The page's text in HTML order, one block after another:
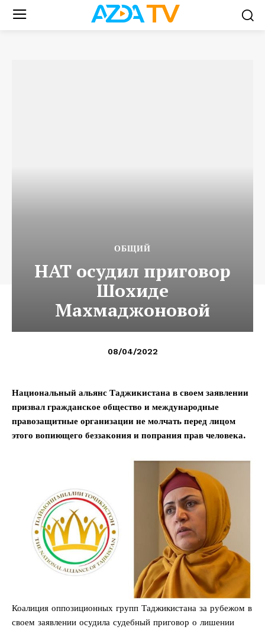
ОБЩИЙ
НАТ осудил приговор
Шохиде
Махмаджоновой
08/04/2022
Национальный альянс Таджикистана в своем заявлении
призвал гражданское общество и международные
правозащитные организации не молчать перед лицом
этого вопиющего беззакония и попрания прав человека.
Коалиция оппозиционных групп Таджикистана за рубежом в
своем заявлении осудила судебный приговор о лишении